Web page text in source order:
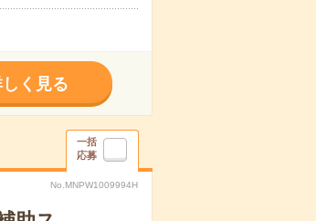
く見る
一括
応募
No.MNPW1009994H